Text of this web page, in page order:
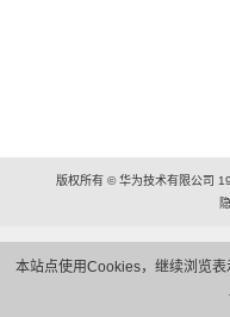
本站点使用Cookies，继续浏览
版权所有 © 华为技术有限公司